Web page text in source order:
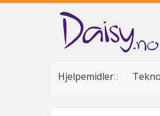
Hopp
Hjelpemidler